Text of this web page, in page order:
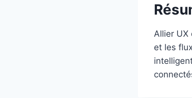
Allier UX
et les